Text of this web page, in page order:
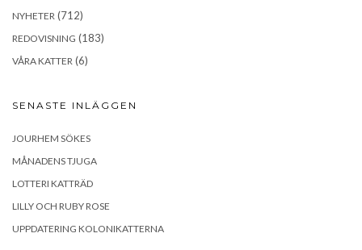
NYHETER (712)
REDOVISNING (183)
VÅRA KATTER (6)
SENASTE INLÄGGEN
JOURHEM SÖKES
MÅNADENS TJUGA
LOTTERI KATTRÄD
LILLY OCH RUBY ROSE
UPPDATERING KOLONIKATTERNA